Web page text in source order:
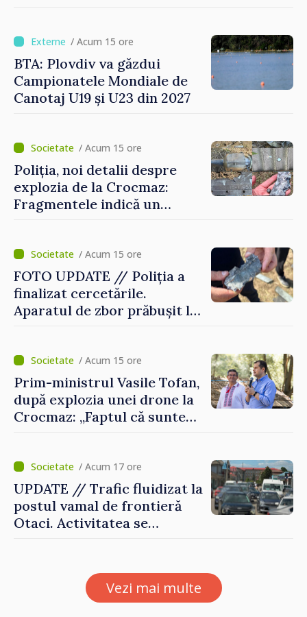
/ Acum 15 ore
BTA: Plovdiv va găzdui
Campionatele Mondiale de
Canotaj U19 și U23 din 2027
/ Acum 15 ore
Poliția, noi detalii despre
explozia de la Crocmaz:
Fragmentele indică un
/ Acum 15 ore
FOTO UPDATE // Poliția a
finalizat cercetările.
Aparatul de zbor prăbușit la
/ Acum 15 ore
Prim-ministrul Vasile Tofan,
după explozia unei drone la
Crocmaz: „Faptul că suntem
/ Acum 17 ore
UPDATE // Trafic fluidizat la
postul vamal de frontieră
Otaci. Activitatea se
Vezi mai multe